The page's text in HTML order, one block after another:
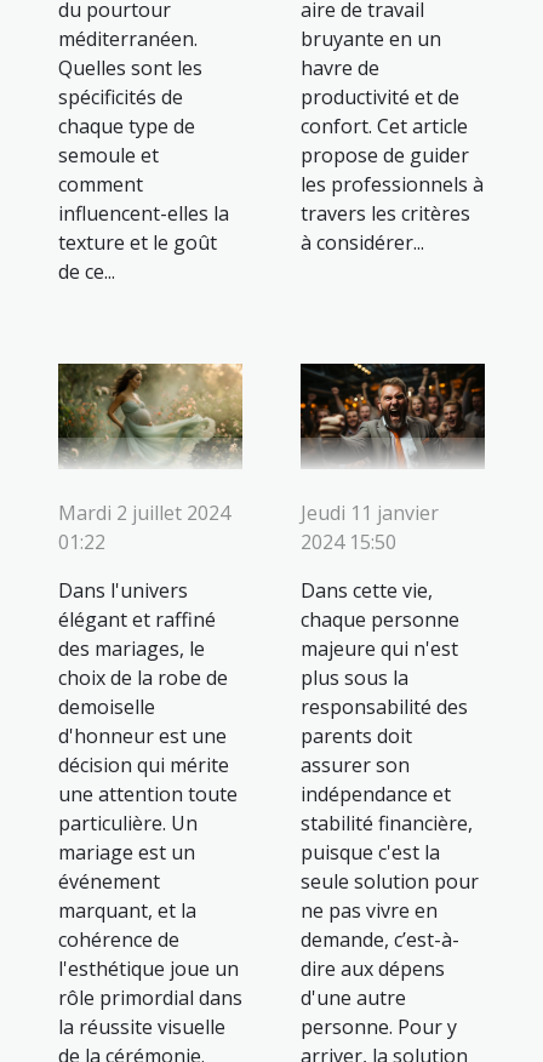
du pourtour
méditerranéen.
Quelles sont les
spécificités de
chaque type de
semoule et
comment
influencent-elles la
texture et le goût
de ce...
aire de travail
bruyante en un
havre de
productivité et de
confort. Cet article
propose de guider
les professionnels à
travers les critères
à considérer...
Mardi 2 juillet 2024
01:22
Dans l'univers
élégant et raffiné
des mariages, le
choix de la robe de
demoiselle
d'honneur est une
décision qui mérite
une attention toute
particulière. Un
mariage est un
événement
marquant, et la
cohérence de
l'esthétique joue un
rôle primordial dans
la réussite visuelle
de la cérémonie.
Jeudi 11 janvier
2024 15:50
Dans cette vie,
chaque personne
majeure qui n'est
plus sous la
responsabilité des
parents doit
assurer son
indépendance et
stabilité financière,
puisque c'est la
seule solution pour
ne pas vivre en
demande, c’est-à-
dire aux dépens
d'une autre
personne. Pour y
arriver, la solution